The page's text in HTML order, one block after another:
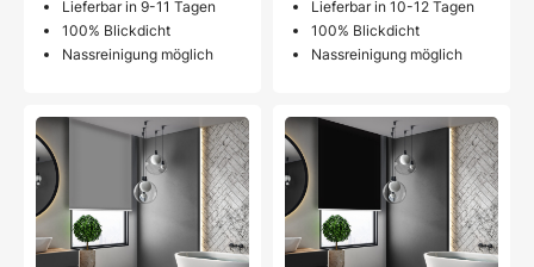
Lieferbar in 9-11 Tagen
100% Blickdicht
Nassreinigung möglich
Lieferbar in 10-12 Tagen
100% Blickdicht
Nassreinigung möglich